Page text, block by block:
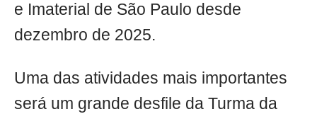
e Imaterial de São Paulo desde
dezembro de 2025.
Uma das atividades mais importantes
será um grande desfile da Turma da